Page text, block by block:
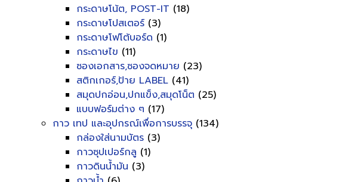
กระดาษโน้ต, POST-IT (18)
กระดาษโปสเตอร์ (3)
กระดาษโฟโต้บอร์ด (1)
กระดาษไข (11)
ซองเอกสาร,ซองจดหมาย (23)
สติกเกอร์,ป้าย LABEL (41)
สมุดปกอ่อน,ปกแข็ง,สมุดโน็ต (25)
แบบฟอร์มต่าง ๆ (17)
กาว เทป และอุปกรณ์เพื่อการบรรจุ (134)
กล่องใส่นามบัตร (3)
กาวซุปเปอร์กลู (1)
กาวดินน้ำมัน (3)